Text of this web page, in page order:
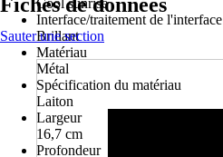
Cool sunrise
Interface/traitement de l'interface
Brillant
Matériau
Métal
Spécification du matériau
Laiton
Largeur
16,7 cm
Profondeur
Sauter une section